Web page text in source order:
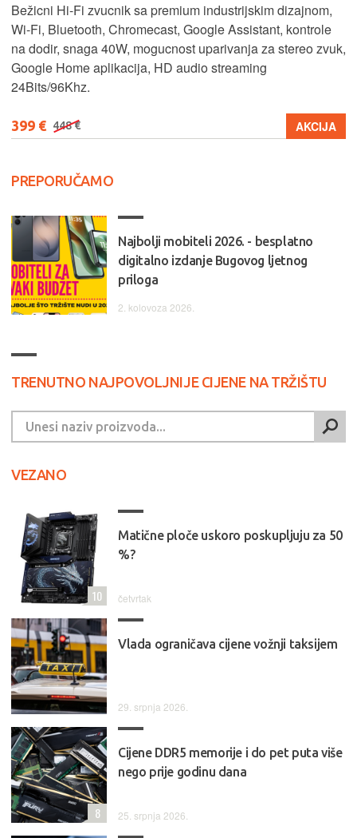
Bežicni Hi-Fi zvucnik sa premium industrijskim dizajnom,
Wi-Fi, Bluetooth, Chromecast, Google Assistant, kontrole
na dodir, snaga 40W, mogucnost uparivanja za stereo zvuk,
Google Home aplikacija, HD audio streaming
24Bits/96Khz.
399 € 448 € AKCIJA
PREPORUČAMO
Najbolji mobiteli 2026. - besplatno
digitalno izdanje Bugovog ljetnog
priloga
2. kolovoza 2026.
TRENUTNO NAJPOVOLJNIJE CIJENE NA TRŽIŠTU
VEZANO
Matične ploče uskoro poskupljuju za 50
%?
četvrtak
10
Vlada ograničava cijene vožnji taksijem
29. srpnja 2026.
Cijene DDR5 memorije i do pet puta više
nego prije godinu dana
25. srpnja 2026.
8